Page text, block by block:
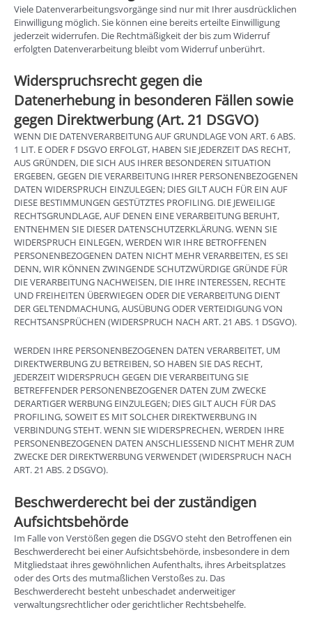
Viele Datenverarbeitungsvorgänge sind nur mit Ihrer ausdrücklichen
Einwilligung möglich. Sie können eine bereits erteilte Einwilligung
jederzeit widerrufen. Die Rechtmäßigkeit der bis zum Widerruf
erfolgten Datenverarbeitung bleibt vom Widerruf unberührt.
Widerspruchsrecht gegen die
Datenerhebung in besonderen Fällen sowie
gegen Direktwerbung (Art. 21 DSGVO)
WENN DIE DATENVERARBEITUNG AUF GRUNDLAGE VON ART. 6 ABS.
1 LIT. E ODER F DSGVO ERFOLGT, HABEN SIE JEDERZEIT DAS RECHT,
AUS GRÜNDEN, DIE SICH AUS IHRER BESONDEREN SITUATION
ERGEBEN, GEGEN DIE VERARBEITUNG IHRER PERSONENBEZOGENEN
DATEN WIDERSPRUCH EINZULEGEN; DIES GILT AUCH FÜR EIN AUF
DIESE BESTIMMUNGEN GESTÜTZTES PROFILING. DIE JEWEILIGE
RECHTSGRUNDLAGE, AUF DENEN EINE VERARBEITUNG BERUHT,
ENTNEHMEN SIE DIESER DATENSCHUTZERKLÄRUNG. WENN SIE
WIDERSPRUCH EINLEGEN, WERDEN WIR IHRE BETROFFENEN
PERSONENBEZOGENEN DATEN NICHT MEHR VERARBEITEN, ES SEI
DENN, WIR KÖNNEN ZWINGENDE SCHUTZWÜRDIGE GRÜNDE FÜR
DIE VERARBEITUNG NACHWEISEN, DIE IHRE INTERESSEN, RECHTE
UND FREIHEITEN ÜBERWIEGEN ODER DIE VERARBEITUNG DIENT
DER GELTENDMACHUNG, AUSÜBUNG ODER VERTEIDIGUNG VON
RECHTSANSPRÜCHEN (WIDERSPRUCH NACH ART. 21 ABS. 1 DSGVO).
WERDEN IHRE PERSONENBEZOGENEN DATEN VERARBEITET, UM
DIREKTWERBUNG ZU BETREIBEN, SO HABEN SIE DAS RECHT,
JEDERZEIT WIDERSPRUCH GEGEN DIE VERARBEITUNG SIE
BETREFFENDER PERSONENBEZOGENER DATEN ZUM ZWECKE
DERARTIGER WERBUNG EINZULEGEN; DIES GILT AUCH FÜR DAS
PROFILING, SOWEIT ES MIT SOLCHER DIREKTWERBUNG IN
VERBINDUNG STEHT. WENN SIE WIDERSPRECHEN, WERDEN IHRE
PERSONENBEZOGENEN DATEN ANSCHLIESSEND NICHT MEHR ZUM
ZWECKE DER DIREKTWERBUNG VERWENDET (WIDERSPRUCH NACH
ART. 21 ABS. 2 DSGVO).
Beschwerde­recht bei der zuständigen
Aufsichts­behörde
Im Falle von Verstößen gegen die DSGVO steht den Betroffenen ein
Beschwerderecht bei einer Aufsichtsbehörde, insbesondere in dem
Mitgliedstaat ihres gewöhnlichen Aufenthalts, ihres Arbeitsplatzes
oder des Orts des mutmaßlichen Verstoßes zu. Das
Beschwerderecht besteht unbeschadet anderweitiger
verwaltungsrechtlicher oder gerichtlicher Rechtsbehelfe.